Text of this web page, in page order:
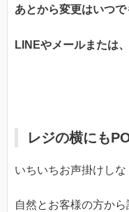
あとから変更はいつで
LINEやメールまたは
レジの横にも
いちいちお声掛けしな
自然とお客様の方から